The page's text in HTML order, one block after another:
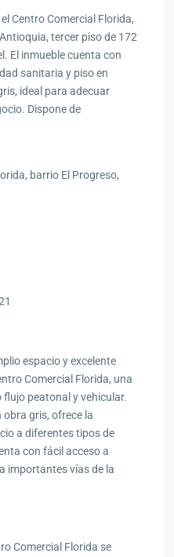
Centro Comercial Florida,
tercer piso de 172
El inmueble cuenta con
sanitaria y piso en
ideal para adecuar
Dispone de
barrio El Progreso,
espacio y excelente
Comercial Florida, una
peatonal y vehicular.
obra gris, ofrece la
a diferentes tipos de
con fácil acceso a
importantes vías de la
Comercial Florida se